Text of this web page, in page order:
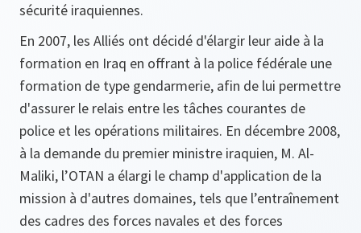
sécurité iraquiennes.
En 2007, les Alliés ont décidé d'élargir leur aide à la
formation en Iraq en offrant à la police fédérale une
formation de type gendarmerie, afin de lui permettre
d'assurer le relais entre les tâches courantes de
police et les opérations militaires. En décembre 2008,
à la demande du premier ministre iraquien, M. Al-
Maliki, l’OTAN a élargi le champ d'application de la
mission à d'autres domaines, tels que l’entraînement
des cadres des forces navales et des forces